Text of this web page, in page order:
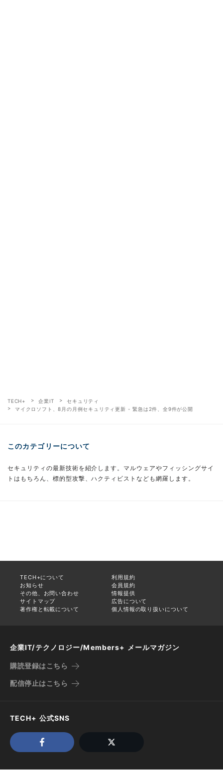
TECH+ 企業IT
セキュリティ
マイクロソフト、8月の月例セキュリティ更新 - 緊急は2件、全9件が公開
このカテゴリーについて
セキュリティの最新技術を紹介します。マルウェアやフィッシングサイ
トはもちろん、標的型攻撃、ハクティビストなども網羅します。
TECH+について
利用規約
お知らせ
会員規約
その他、お問い合わせ
情報提供
サイトマップ
広告について
著作権と転載について
個人情報の取り扱いについて
企業IT/テクノロジー/Members+ メールマガジン
購読登録はこちら
配信停止はこちら
TECH+ 公式SNS